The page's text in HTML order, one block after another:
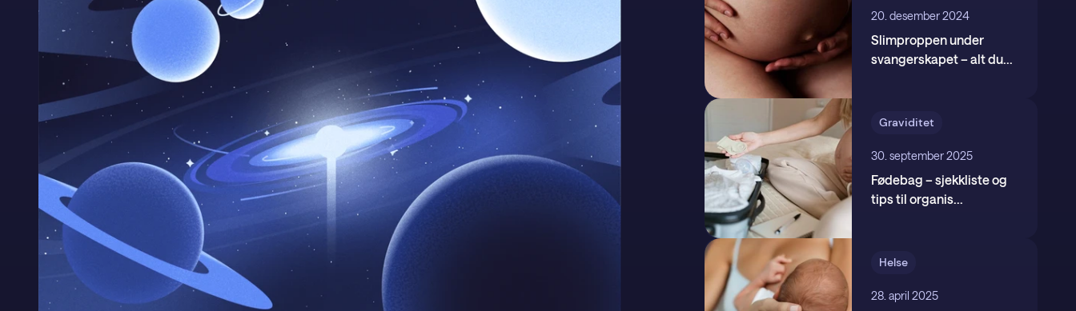
20. desember 2024
Slimproppen under
svangerskapet – alt du...
Graviditet
30. september 2025
Fødebag – sjekkliste og
tips til organis...
Helse
28. april 2025